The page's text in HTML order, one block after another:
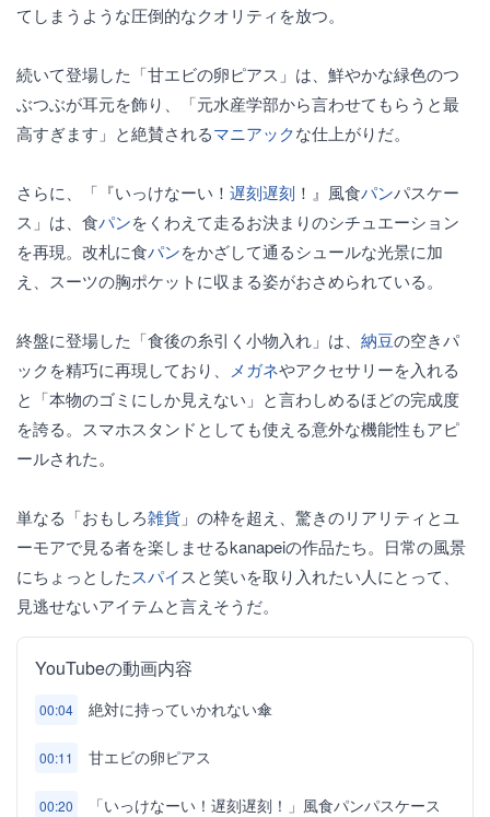
てしまうような圧倒的なクオリティを放つ。
続いて登場した「甘エビの卵ピアス」は、鮮やかな緑色のつ
ぶつぶが耳元を飾り、「元水産学部から言わせてもらうと最
高すぎます」と絶賛されるマニアックな仕上がりだ。
さらに、「『いっけなーい！ 遅刻遅刻 ！』風食パンパスケー
ス」は、食パンをくわえて走るお決まりのシチュエーション
を再現。改札に食パンをかざして通るシュールな光景に加
え、スーツの胸ポケットに収まる姿がおさめられている。
終盤に登場した「食後の糸引く小物入れ」は、 納豆の空きパ
ックを精巧に再現しており、
メガネやアクセサリーを入れる
と「本物のゴミにしか見えない」と言わしめるほどの完成度
を誇る。スマホスタンドとしても使える意外な機能性もアピ
ールされた。
単なる「おもしろ雑貨 」の枠を超え、驚きのリアリティとユ
ーモアで見る者を楽しませるkanapeiの作品たち。日常の風景
にちょっとしたスパイスと笑いを取り入れたい人にとって、
見逃せないアイテムと言えそうだ。
YouTubeの動画内容
00:04 絶対に持っていかれない傘
00:11 甘エビの卵ピアス
00:20 「いっけなーい！遅刻遅刻！」風食パンパスケース